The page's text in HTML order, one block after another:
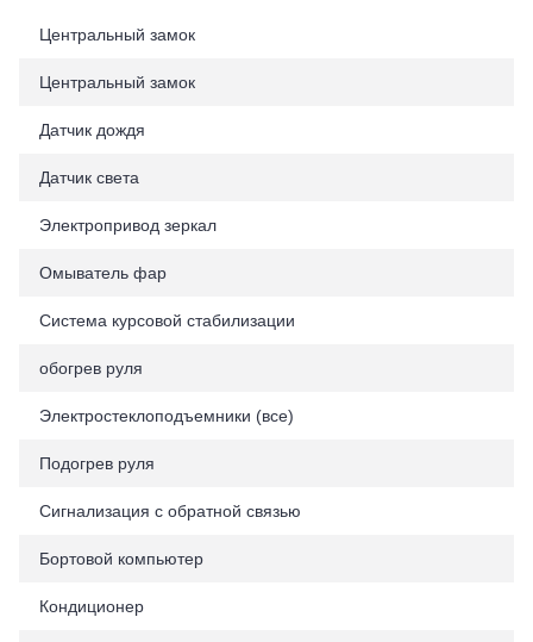
Центральный замок
Центральный замок
Датчик дождя
Датчик света
Электропривод зеркал
Омыватель фар
Система курсовой стабилизации
обогрев руля
Электростеклоподъемники (все)
Подогрев руля
Cигнализация с обратной связью
Бортовой компьютер
Кондиционер